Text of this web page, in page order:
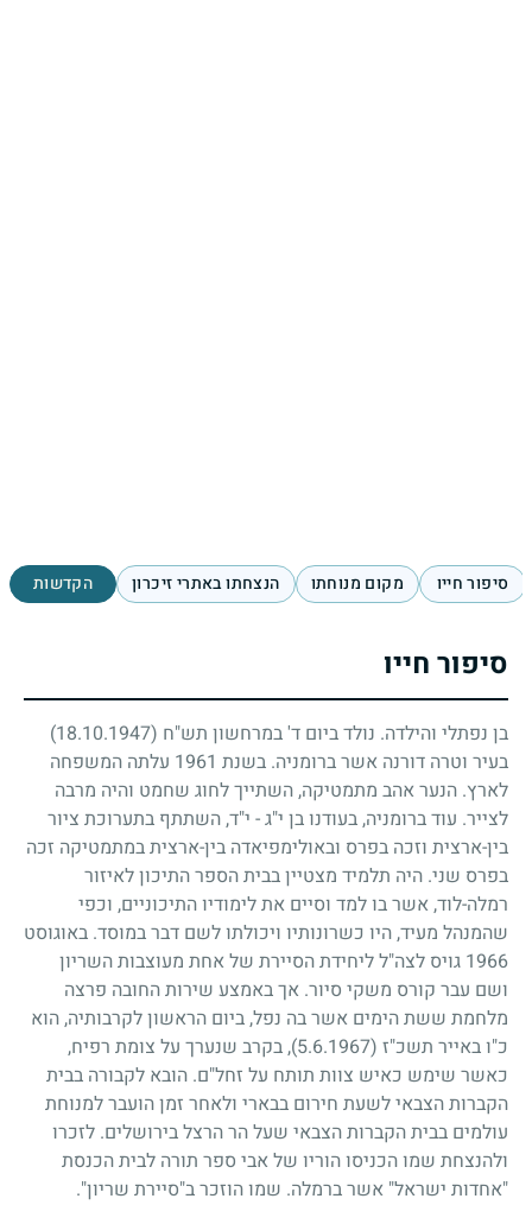
סיפור חייו מקום מנוחתו הנצחתו באתרי זיכרון הקדשות
סיפור חייו
בן נפתלי והילדה. נולד ביום ד' במרחשון תש"ח (18.10.1947)
בעיר וטרה דורנה אשר ברומניה. בשנת 1961 עלתה המשפחה
לארץ. הנער אהב מתמטיקה, השתייך לחוג שחמט והיה מרבה
לצייר. עוד ברומניה, בעודנו בן י"ג - י"ד, השתתף בתערוכת ציור
בין-ארצית וזכה בפרס ובאולימפיאדה בין-ארצית במתמטיקה זכה
בפרס שני. היה תלמיד מצטיין בבית הספר התיכון לאיזור
רמלה-לוד, אשר בו למד וסיים את לימודיו התיכוניים, וכפי
שהמנהל מעיד, היו כשרונותיו ויכולתו לשם דבר במוסד. באוגוסט
1966 גויס לצה"ל ליחידת הסיירת של אחת מעוצבות השריון
ושם עבר קורס משקי סיור. אך באמצע שירות החובה פרצה
מלחמת ששת הימים אשר בה נפל, ביום הראשון לקרבותיה, הוא
כ"ו באייר תשכ"ז (5.6.1967)
, בקרב שנערך על צומת רפיח,
כאשר שימש כאיש צוות תותח על זחל"ם. הובא לקבורה בבית
הקברות הצבאי לשעת חירום בבארי ולאחר זמן הועבר למנוחת
עולמים בבית הקברות הצבאי שעל הר הרצל בירושלים. לזכרו
ולהנצחת שמו הכניסו הוריו של אבי ספר תורה לבית הכנסת
"אחדות ישראל" אשר ברמלה. שמו הוזכר ב"סיירת שריון".